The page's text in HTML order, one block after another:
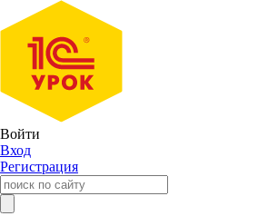
Войти
Вход
Регистрация